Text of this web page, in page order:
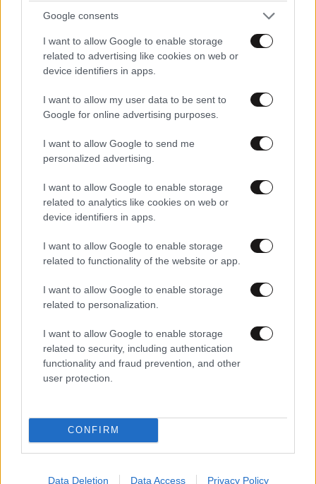
Google consents
I want to allow Google to enable storage
related to advertising like cookies on web or
device identifiers in apps.
I want to allow my user data to be sent to
Google for online advertising purposes.
I want to allow Google to send me
personalized advertising.
I want to allow Google to enable storage
related to analytics like cookies on web or
device identifiers in apps.
I want to allow Google to enable storage
related to functionality of the website or app.
I want to allow Google to enable storage
related to personalization.
I want to allow Google to enable storage
related to security, including authentication
functionality and fraud prevention, and other
user protection.
CONFIRM
Data Deletion Data Access Privacy Policy
και μάθετε πρώτοι όλες τις ειδήσεις
ΣΧΌΛΙΑ ΑΝΑΓΝΩΣΤΏΝ
ΠΡΟΣΘΕΣΤΕ ΤΟ ΣΧΟΛΙΟ ΣΑΣ